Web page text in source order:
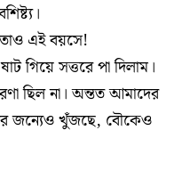
এই বয়সে!
গিয়ে সত্তরে পা দিলাম।
ছিল না। অন্তত আমাদের
জন্যেও খুঁজছে, বৌকেও